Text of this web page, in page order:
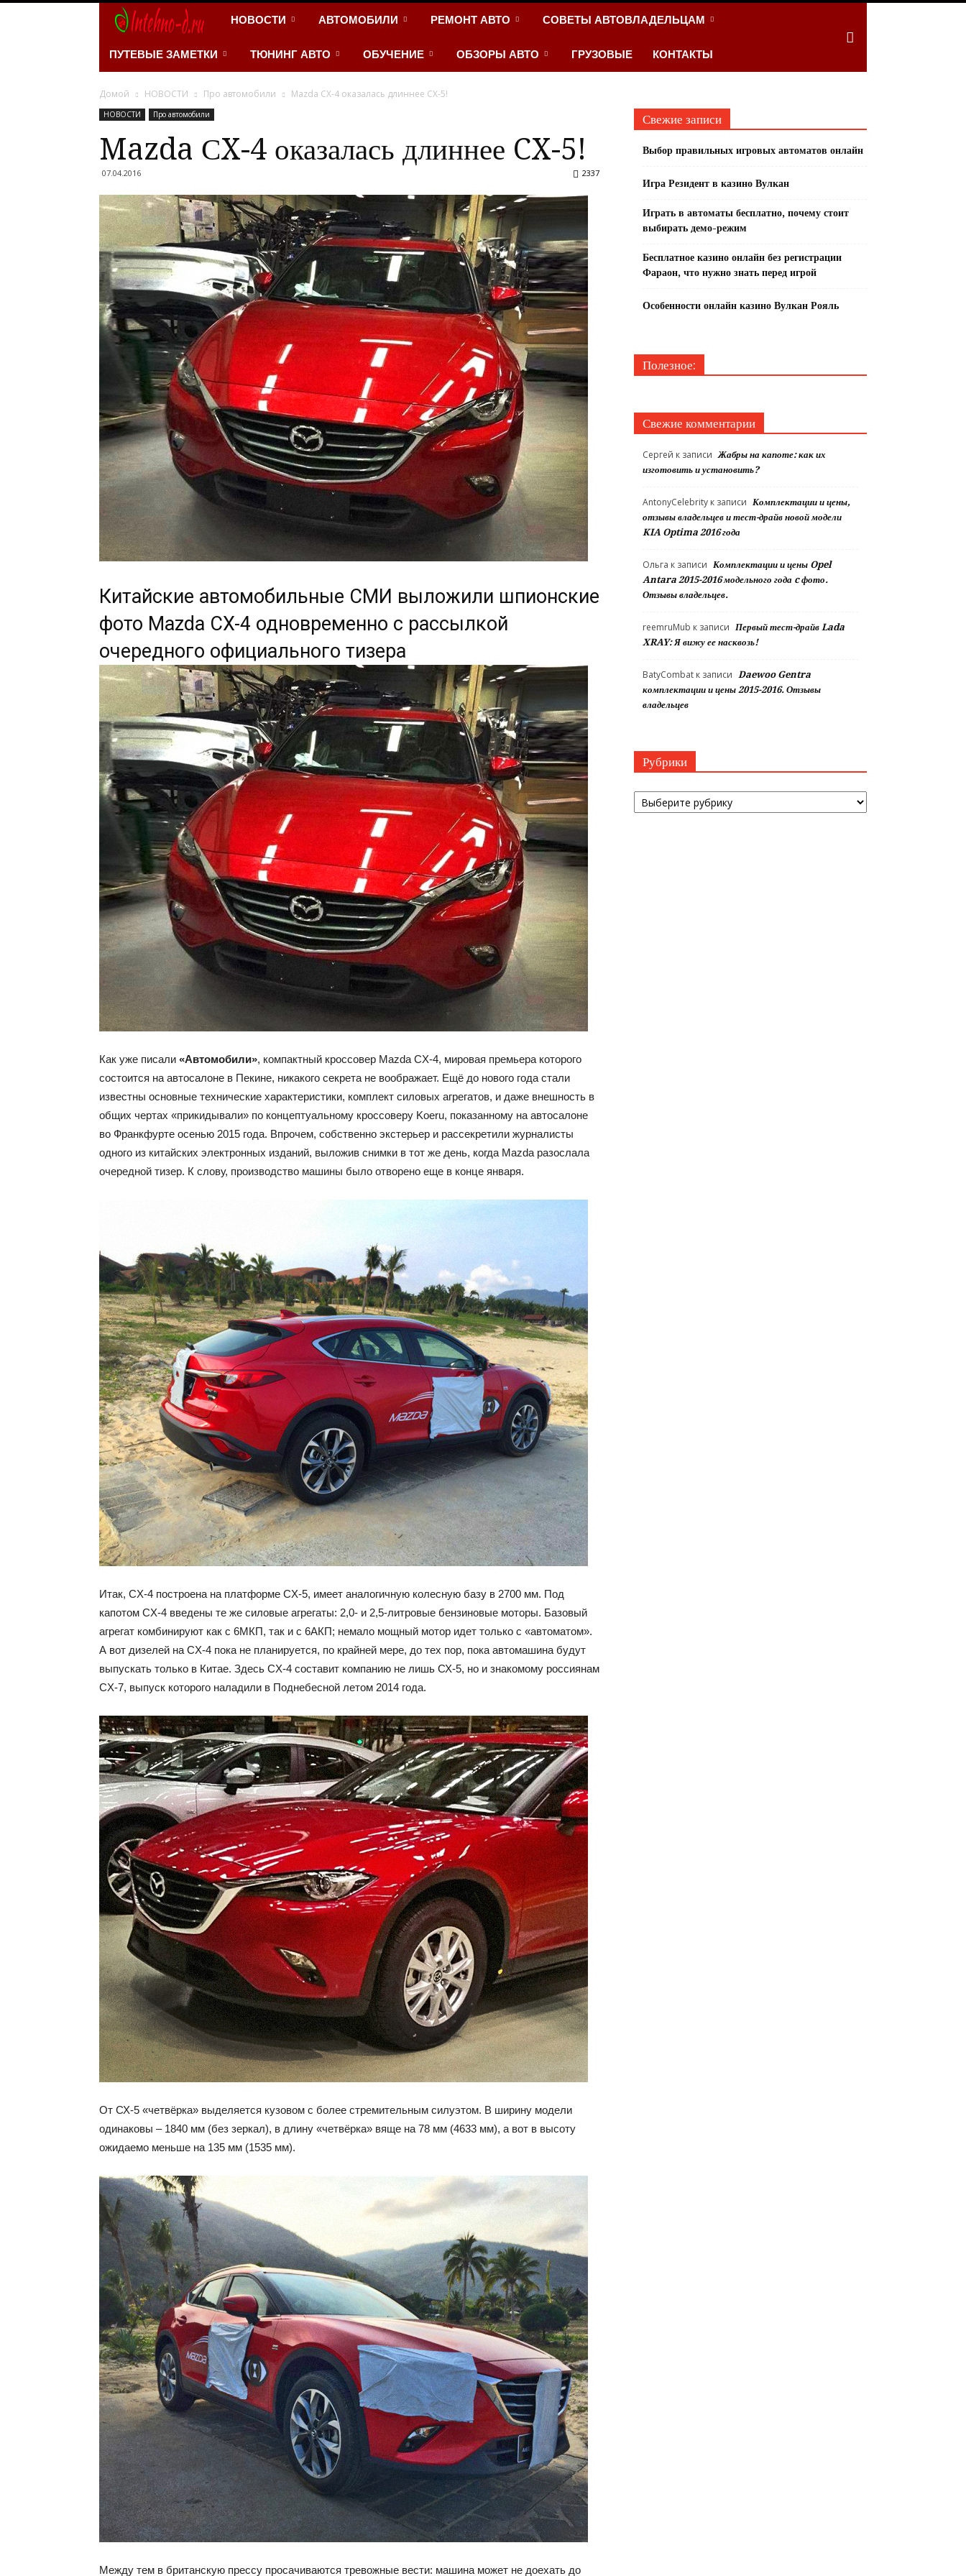
INTEHNO-
D.RU
про
автомобили
и
мотоциклы
НОВОСТИ АВТОМОБИЛИ РЕМОНТ АВТО СОВЕТЫ АВТОВЛАДЕЛЬЦАМ
ПУТЕВЫЕ ЗАМЕТКИ ТЮНИНГ АВТО ОБУЧЕНИЕ ОБЗОРЫ АВТО ГРУЗОВЫЕ КОНТАКТЫ
Домой НОВОСТИ Про автомобили Mazda СX-4 оказалась длиннее CX-5!
НОВОСТИ Про автомобили
Mazda СX-4 оказалась длиннее CX-5!
07.04.2016 2337
Китайские автомобильные СМИ выложили шпионские
фото Mazda CX-4 одновременно с рассылкой
очередного официального тизера
Как уже писали «Автомобили», компактный кроссовер Mazda CX-4, мировая премьера которого
состоится на автосалоне в Пекине, никакого секрета не воображает. Ещё до нового года стали
известны основные технические характеристики, комплект силовых агрегатов, и даже внешность в
общих чертах «прикидывали» по концептуальному кроссоверу Koeru, показанному на автосалоне
во Франкфурте осенью 2015 года. Впрочем, собственно экстерьер и рассекретили журналисты
одного из китайских электронных изданий, выложив снимки в тот же день, когда Mazda разослала
очередной тизер. К слову, производство машины было отворено еще в конце января.
Итак, СX-4 построена на платформе CX-5, имеет аналогичную колесную базу в 2700 мм. Под
капотом СX-4 введены те же силовые агрегаты: 2,0- и 2,5-литровые бензиновые моторы. Базовый
агрегат комбинируют как с 6МКП, так и с 6АКП; немало мощный мотор идет только с «автоматом».
А вот дизелей на СX-4 пока не планируется, по крайней мере, до тех пор, пока автомашина будут
выпускать только в Китае. Здесь CX-4 составит компанию не лишь СХ-5, но и знакомому россиянам
CX-7, выпуск которого наладили в Поднебесной летом 2014 года.
От СХ-5 «четвёрка» выделяется кузовом с более стремительным силуэтом. В ширину модели
одинаковы – 1840 мм (без зеркал), в длину «четвёрка» вяще на 78 мм (4633 мм), а вот в высоту
ожидаемо меньше на 135 мм (1535 мм).
Между тем в британскую прессу просачиваются тревожные вести: машина может не доехать до
Свежие записи
Выбор правильных игровых автоматов онлайн
Игра Резидент в казино Вулкан
Играть в автоматы бесплатно, почему стоит
выбирать демо-режим
Бесплатное казино онлайн без регистрации
Фараон, что нужно знать перед игрой
Особенности онлайн казино Вулкан Рояль
Полезное:
Свежие комментарии
Сергей к записи Жабры на капоте: как их
изготовить и установить?
AntonyCelebrity к записи Комплектации и цены,
отзывы владельцев и тест-драйв новой модели
KIA Optima 2016 года
Ольга к записи Комплектации и цены Opel
Antara 2015-2016 модельного года c фото.
Отзывы владельцев.
reemruMub к записи Первый тест-драйв Lada
XRAY: Я вижу ее насквозь!
BatyCombat к записи Daewoo Gentra
комплектации и цены 2015-2016. Отзывы
владельцев
Рубрики
Рубрики